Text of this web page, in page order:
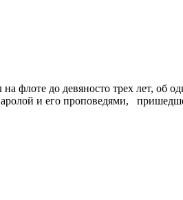
флоте до девяносто трех лет, об
и его проповедями,